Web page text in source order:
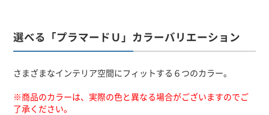
選べる「プラマードＵ」カラーバリエーション
さまざまなインテリア空間にフィットする６つのカラー。
※商品のカラーは、実際の色と異なる場合がございますのでご
了承ください。